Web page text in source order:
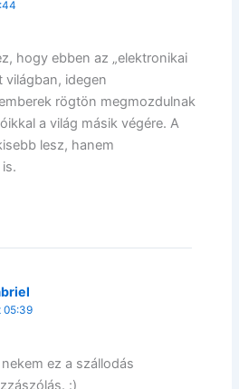
hogy ebben az „elektronikai
világban, idegen
rögtön megmozdulnak
a világ másik végére. A
lesz, hanem
05:39
ez a szállodás
:)